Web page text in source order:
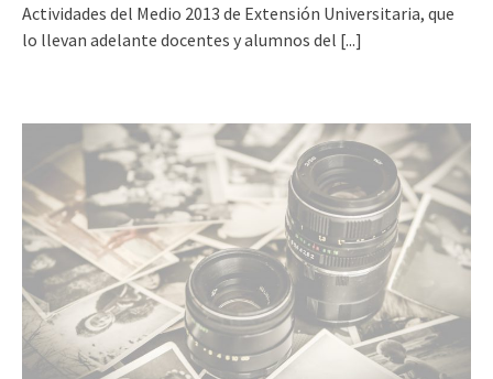
Actividades del Medio 2013 de Extensión Universitaria, que
lo llevan adelante docentes y alumnos del [...]